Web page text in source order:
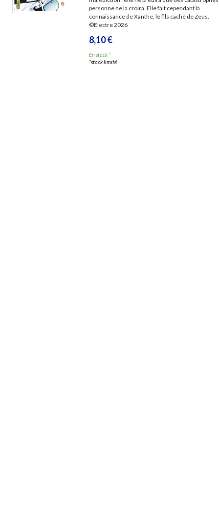
personne ne la croira. Elle fait cependant la
connaissance de Xanthe, le fils caché de Zeus.
©Electre 2026
8,10 €
En stock *
*stock limité